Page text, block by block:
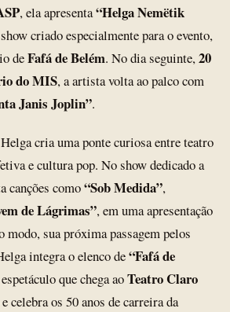
, ela apresenta“Helga Nemëtik
criado especialmente para o evento,
deFafá de Belém. No dia seguinte,20
do MIS, a artista volta ao palco com
Janis Joplin”.
cria uma ponte curiosa entre teatro
e cultura pop. No show dedicado a
canções como“Sob Medida”,
de Lágrimas”, em uma apresentação
modo, sua próxima passagem pelos
integra o elenco de“Fafá de
que chega aoTeatro Claro
celebra os 50 anos de carreira da